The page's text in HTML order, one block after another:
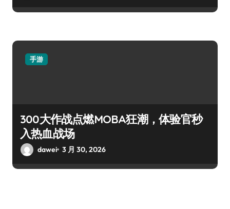
手游
300大作战点燃MOBA狂潮，体验官秒
入热血战场
dawei 3 月 30, 2026